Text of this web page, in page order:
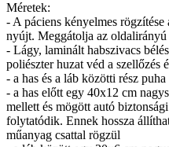
Méretek:
- A páciens kényelmes
nyújt. Meggátolja az oldalirányú
- Lágy, laminált habszivacs
poliészter huzat véd a szellőzés
- a has és a láb közötti rész
- a has előtt egy 40x12 cm
mellett és mögött autó
folytatódik. Ennek hossza
műanyag csattal rögzül